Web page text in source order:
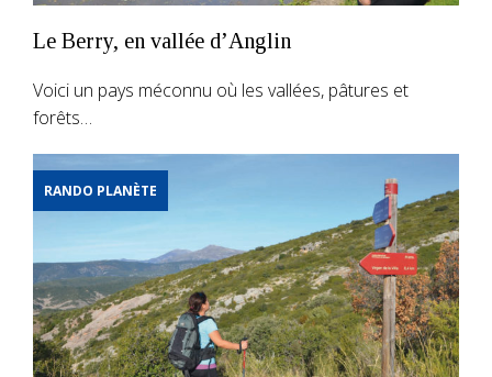
Le Berry, en vallée d’Anglin
Voici un pays méconnu où les vallées, pâtures et
forêts…
RANDO PLANÈTE